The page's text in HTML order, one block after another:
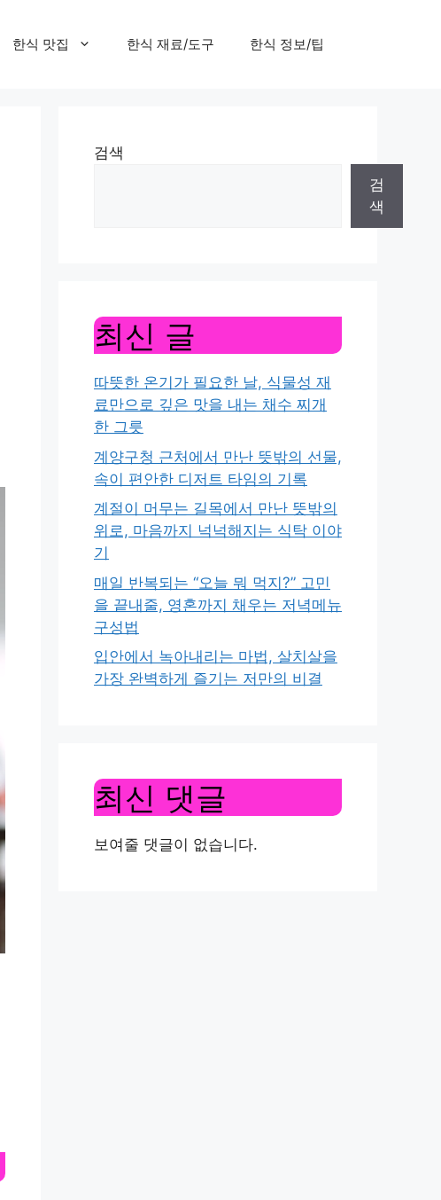
한식 맛집 한식 재료/도구 한식 정보/팁
검색
검
색
최신 글
따뜻한 온기가 필요한 날, 식물성 재
료만으로 깊은 맛을 내는 채수 찌개
한 그릇
계양구청 근처에서 만난 뜻밖의 선물,
속이 편안한 디저트 타임의 기록
계절이 머무는 길목에서 만난 뜻밖의
위로, 마음까지 넉넉해지는 식탁 이야
기
매일 반복되는 “오늘 뭐 먹지?” 고민
을 끝내줄, 영혼까지 채우는 저녁메뉴
구성법
입안에서 녹아내리는 마법, 살치살을
가장 완벽하게 즐기는 저만의 비결
최신 댓글
보여줄 댓글이 없습니다.